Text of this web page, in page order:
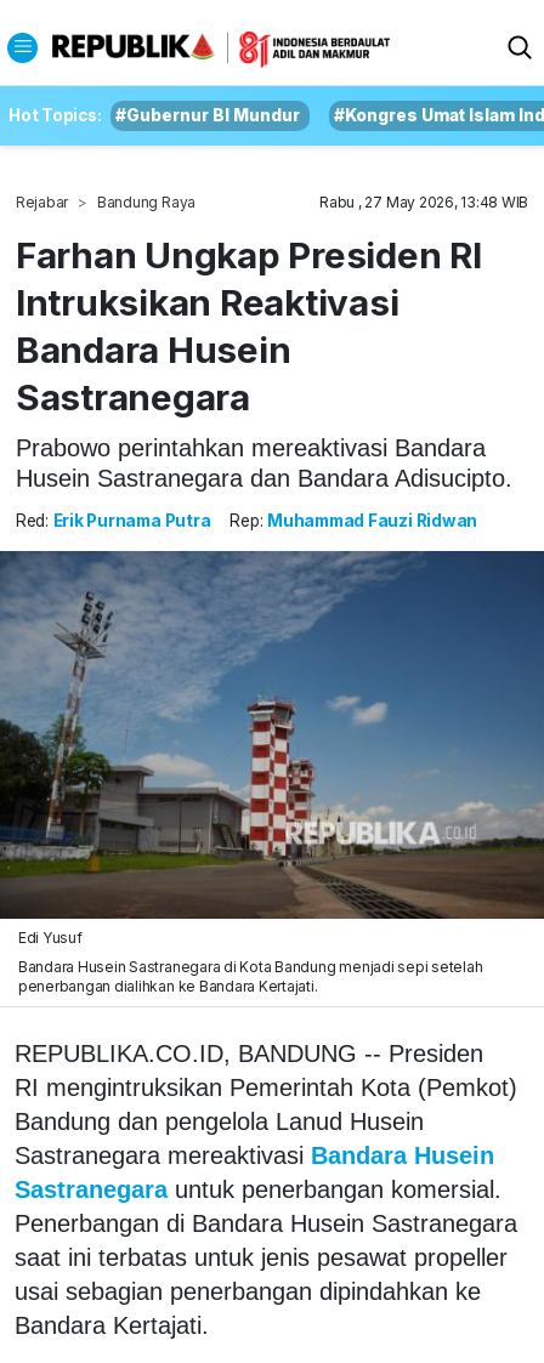
Hot Topics: #Gubernur BI Mundur #Kongres Umat Islam
Rejabar Bandung Raya Rabu , 27 May 2026, 13:48 WIB
Farhan Ungkap Presiden RI
Intruksikan Reaktivasi
Bandara Husein
Sastranegara
Prabowo perintahkan mereaktivasi Bandara
Husein Sastranegara dan Bandara Adisucipto.
Red: Erik Purnama Putra Rep: Muhammad Fauzi Ridwan
Edi Yusuf
Bandara Husein Sastranegara di Kota Bandung menjadi sepi setelah
penerbangan dialihkan ke Bandara Kertajati.
REPUBLIKA.CO.ID, BANDUNG -- Presiden
RI mengintruksikan Pemerintah Kota (Pemkot)
Bandung dan pengelola Lanud Husein
Sastranegara mereaktivasi Bandara Husein
Sastranegara untuk penerbangan komersial.
Penerbangan di Bandara Husein Sastranegara
saat ini terbatas untuk jenis pesawat propeller
usai sebagian penerbangan dipindahkan ke
Bandara Kertajati.